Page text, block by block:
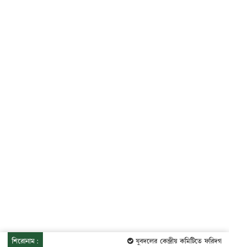
শিরোনাম: যুবদলের কেন্দ্রীয় কমিটিতে